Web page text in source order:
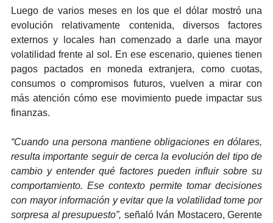
Luego de varios meses en los que el dólar mostró una
evolución relativamente contenida, diversos factores
externos y locales han comenzado a darle una mayor
volatilidad frente al sol. En ese escenario, quienes tienen
pagos pactados en moneda extranjera, como cuotas,
consumos o compromisos futuros, vuelven a mirar con
más atención cómo ese movimiento puede impactar sus
finanzas.
“Cuando una persona mantiene obligaciones en dólares,
resulta importante seguir de cerca la evolución del tipo de
cambio y entender qué factores pueden influir sobre su
comportamiento. Ese contexto permite tomar decisiones
con mayor información y evitar que la volatilidad tome por
sorpresa al presupuesto”, señaló Iván Mostacero, Gerente